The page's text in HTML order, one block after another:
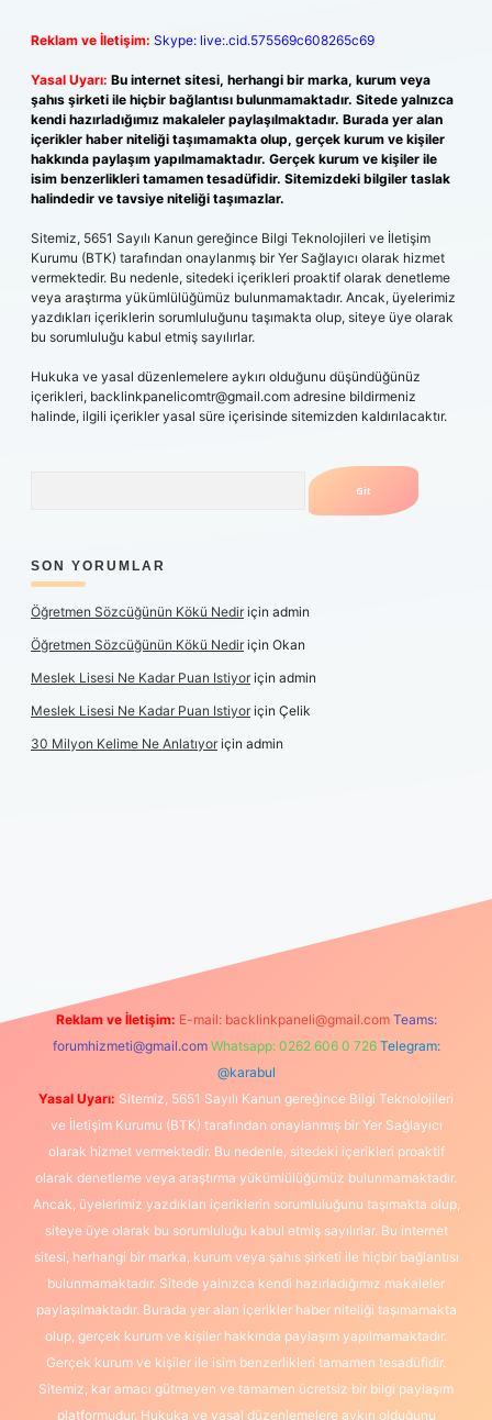
Reklam ve İletişim: Skype: live:.cid.575569c608265c69
Yasal Uyarı: Bu internet sitesi, herhangi bir marka, kurum veya
şahıs şirketi ile hiçbir bağlantısı bulunmamaktadır. Sitede yalnızca
kendi hazırladığımız makaleler paylaşılmaktadır. Burada yer alan
içerikler haber niteliği taşımamakta olup, gerçek kurum ve kişiler
hakkında paylaşım yapılmamaktadır. Gerçek kurum ve kişiler ile
isim benzerlikleri tamamen tesadüfidir. Sitemizdeki bilgiler taslak
halindedir ve tavsiye niteliği taşımazlar.
Sitemiz, 5651 Sayılı Kanun gereğince Bilgi Teknolojileri ve İletişim
Kurumu (BTK) tarafından onaylanmış bir Yer Sağlayıcı olarak hizmet
vermektedir. Bu nedenle, sitedeki içerikleri proaktif olarak denetleme
veya araştırma yükümlülüğümüz bulunmamaktadır. Ancak, üyelerimiz
yazdıkları içeriklerin sorumluluğunu taşımakta olup, siteye üye olarak
bu sorumluluğu kabul etmiş sayılırlar.
Hukuka ve yasal düzenlemelere aykırı olduğunu düşündüğünüz
içerikleri, backlinkpanelicomtr@gmail.com adresine bildirmeniz
halinde, ilgili içerikler yasal süre içerisinde sitemizden kaldırılacaktır.
SON YORUMLAR
Öğretmen Sözcüğünün Kökü Nediriçin admin
Öğretmen Sözcüğünün Kökü Nediriçin Okan
Meslek Lisesi Ne Kadar Puan Istiyoriçin admin
Meslek Lisesi Ne Kadar Puan Istiyoriçin Çelik
30 Milyon Kelime Ne Anlatıyoriçin admin
elexbetgiris.org
Reklam ve İletişim: E-mail: backlinkpaneli@gmail.com Teams:
forumhizmeti@gmail.com Whatsapp: 0262 606 0 726 Telegram:
@karabul
Yasal Uyarı: Sitemiz, 5651 Sayılı Kanun gereğince Bilgi Teknolojileri
ve İletişim Kurumu (BTK) tarafından onaylanmış bir Yer Sağlayıcı
olarak hizmet vermektedir. Bu nedenle, sitedeki içerikleri proaktif
olarak denetleme veya araştırma yükümlülüğümüz bulunmamaktadır.
Ancak, üyelerimiz yazdıkları içeriklerin sorumluluğunu taşımakta olup,
siteye üye olarak bu sorumluluğu kabul etmiş sayılırlar. Bu internet
sitesi, herhangi bir marka, kurum veya şahıs şirketi ile hiçbir bağlantısı
bulunmamaktadır. Sitede yalnızca kendi hazırladığımız makaleler
paylaşılmaktadır. Burada yer alan içerikler haber niteliği taşımamakta
olup, gerçek kurum ve kişiler hakkında paylaşım yapılmamaktadır.
Gerçek kurum ve kişiler ile isim benzerlikleri tamamen tesadüfidir.
Sitemiz, kar amacı gütmeyen ve tamamen ücretsiz bir bilgi paylaşım
platformudur. Hukuka ve yasal düzenlemelere aykırı olduğunu